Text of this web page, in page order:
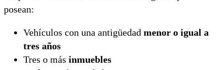
posean:
Vehículos con una antigüedad menor o igual a
tres años
Tres o más inmuebles